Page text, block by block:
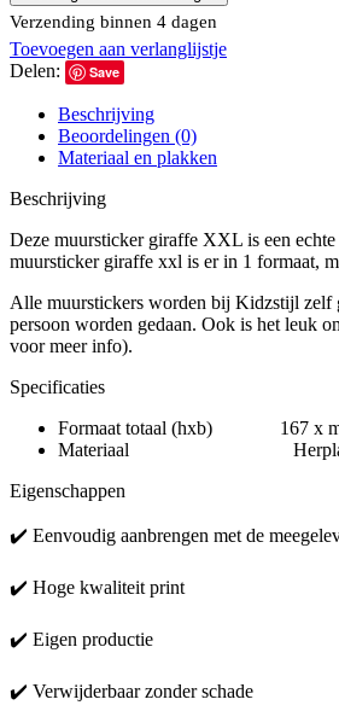
Verzending binnen 4 dagen
Toevoegen aan verlanglijstje
Delen:
Save
Beschrijving
Beoordelingen (0)
Materiaal en plakken
Beschrijving
Deze muursticker giraffe XXL is een
muursticker giraffe xxl is er in 1 formaat,
Alle muurstickers worden bij Kidzstijl zelf
persoon worden gedaan. Ook is het leuk
voor meer info).
Specificaties
Formaat totaal (hxb) 167 x
Materiaal Herplakbare
Eigenschappen
✔️ Eenvoudig aanbrengen met de
✔️ Hoge kwaliteit print
✔️ Eigen productie
✔️ Verwijderbaar zonder schade